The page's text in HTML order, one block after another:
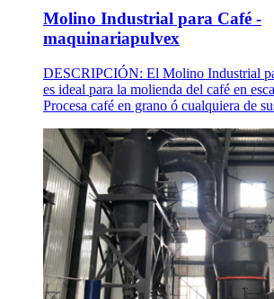
Molino Industrial para Café -
maquinariapulvex
DESCRIPCIÓN: El Molino Industrial
es ideal para la molienda del café en
Procesa café en grano ó cualquiera de